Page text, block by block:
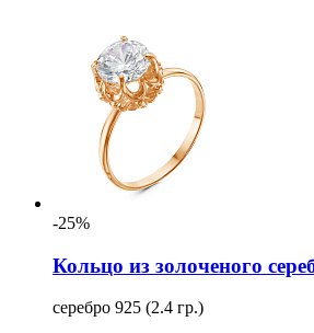
-25%
Кольцо из золоченого
серебро 925 (2.4 гр.)